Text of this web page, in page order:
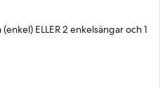
ELLER 2 enkelsängar och 1